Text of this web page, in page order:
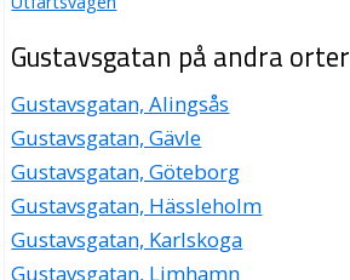
Gustavsgatan på andra orter
Gustavsgatan, Alingsås
Gustavsgatan, Gävle
Gustavsgatan, Göteborg
Gustavsgatan, Hässleholm
Gustavsgatan, Karlskoga
Gustavsgatan, Limhamn